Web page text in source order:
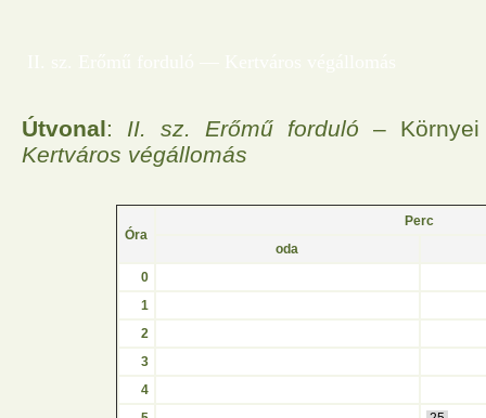
Útvonal: II. sz. Erőmű forduló –
Kertváros végállomás
Óra
Perc
oda
0
1
2
3
4